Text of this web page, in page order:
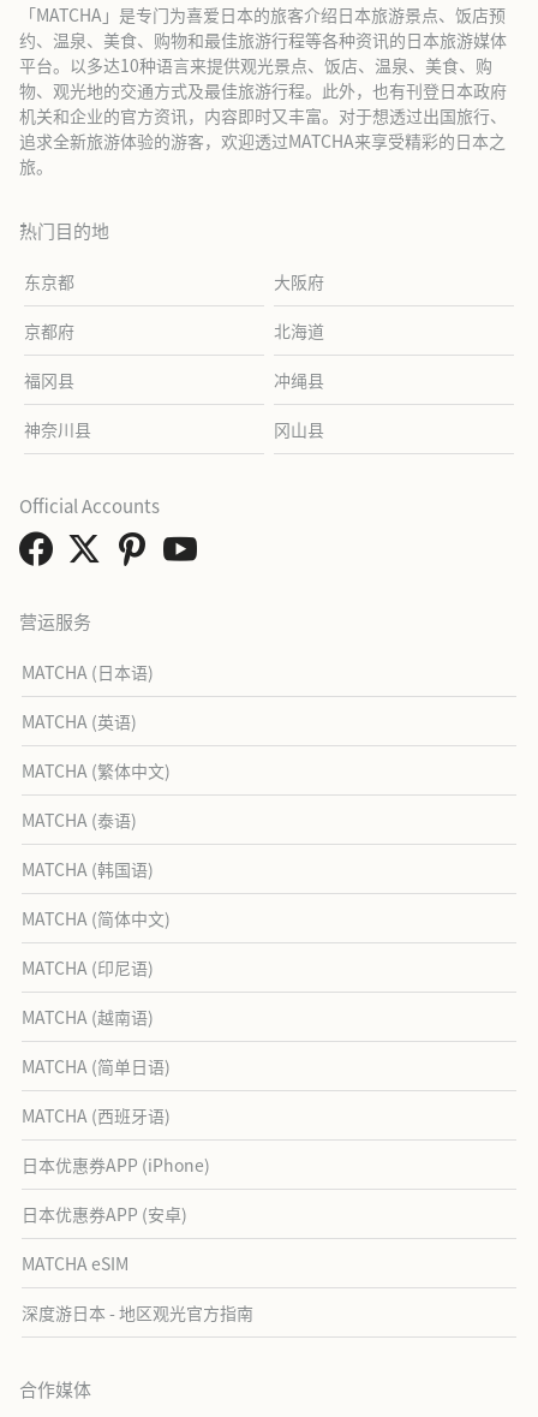
「MATCHA」是专门为喜爱日本的旅客介绍日本旅游景点、饭店预
约、温泉、美食、购物和最佳旅游行程等各种资讯的日本旅游媒体
平台。以多达10种语言来提供观光景点、饭店、温泉、美食、购
物、观光地的交通方式及最佳旅游行程。此外，也有刊登日本政府
机关和企业的官方资讯，内容即时又丰富。对于想透过出国旅行、
追求全新旅游体验的游客，欢迎透过MATCHA来享受精彩的日本之
旅。
热门目的地
东京都 大阪府
京都府 北海道
福冈县 冲绳县
神奈川县 冈山县
营运服务
MATCHA (日本语)
MATCHA (英语)
MATCHA (繁体中文)
MATCHA (泰语)
MATCHA (韩国语)
MATCHA (简体中文)
MATCHA (印尼语)
MATCHA (越南语)
MATCHA (简单日语)
MATCHA (西班牙语)
日本优惠券APP (iPhone)
日本优惠券APP (安卓)
MATCHA eSIM
深度游日本 - 地区观光官方指南
合作媒体
Official Accounts